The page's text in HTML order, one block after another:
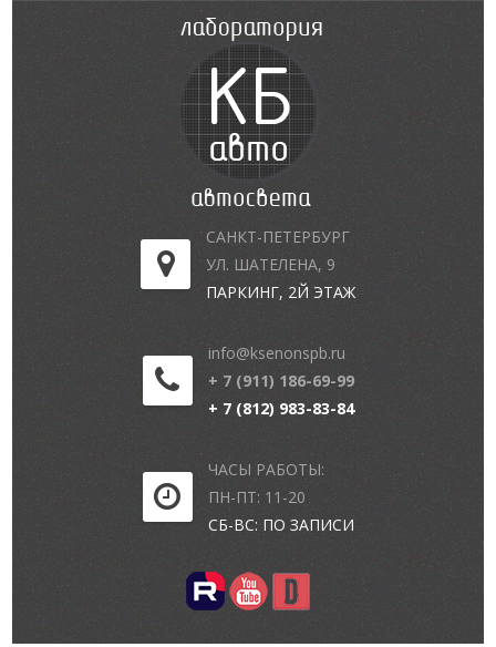
САНКТ-ПЕТЕРБУРГ
УЛ. ШАТЕЛЕНА, 9
ПАРКИНГ, 2Й ЭТАЖ
info@ksenonspb.ru
+ 7 (911) 186-69-99
+ 7 (812) 983-83-84
ЧАСЫ РАБОТЫ:
ПН-ПТ: 11-20
СБ-ВС: ПО ЗАПИСИ